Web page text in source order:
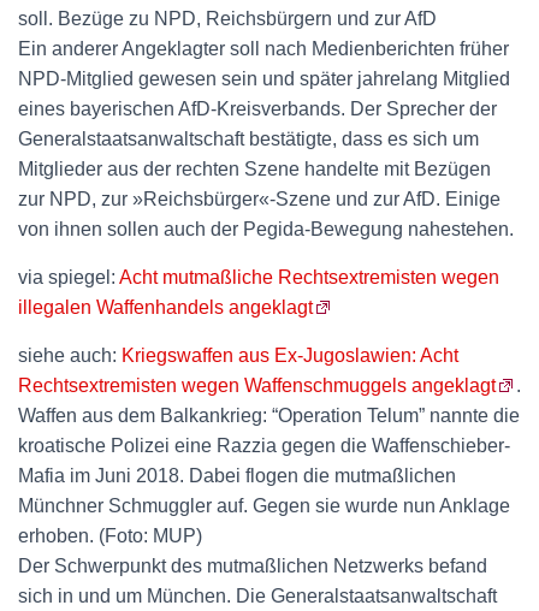
soll. Bezüge zu NPD, Reichsbürgern und zur AfD
Ein anderer Angeklagter soll nach Medienberichten früher
NPD-Mitglied gewesen sein und später jahrelang Mitglied
eines bayerischen AfD-Kreisverbands. Der Sprecher der
Generalstaatsanwaltschaft bestätigte, dass es sich um
Mitglieder aus der rechten Szene handelte mit Bezügen
zur NPD, zur »Reichsbürger«-Szene und zur AfD. Einige
von ihnen sollen auch der Pegida-Bewegung nahestehen.
via spiegel: Acht mutmaßliche Rechtsextremisten wegen
illegalen Waffenhandels angeklagt
siehe auch: Kriegswaffen aus Ex-Jugoslawien: Acht
Rechtsextremisten wegen Waffenschmuggels angeklagt
.
Waffen aus dem Balkankrieg: “Operation Telum” nannte die
kroatische Polizei eine Razzia gegen die Waffenschieber-
Mafia im Juni 2018. Dabei flogen die mutmaßlichen
Münchner Schmuggler auf. Gegen sie wurde nun Anklage
erhoben. (Foto: MUP)
Der Schwerpunkt des mutmaßlichen Netzwerks befand
sich in und um München. Die Generalstaatsanwaltschaft